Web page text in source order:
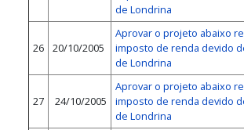
de Londrina
26 20/10/2005
Aprovar o projeto abaixo
imposto de renda devido
de Londrina
27 24/10/2005
Aprovar o projeto abaixo
imposto de renda devido
de Londrina